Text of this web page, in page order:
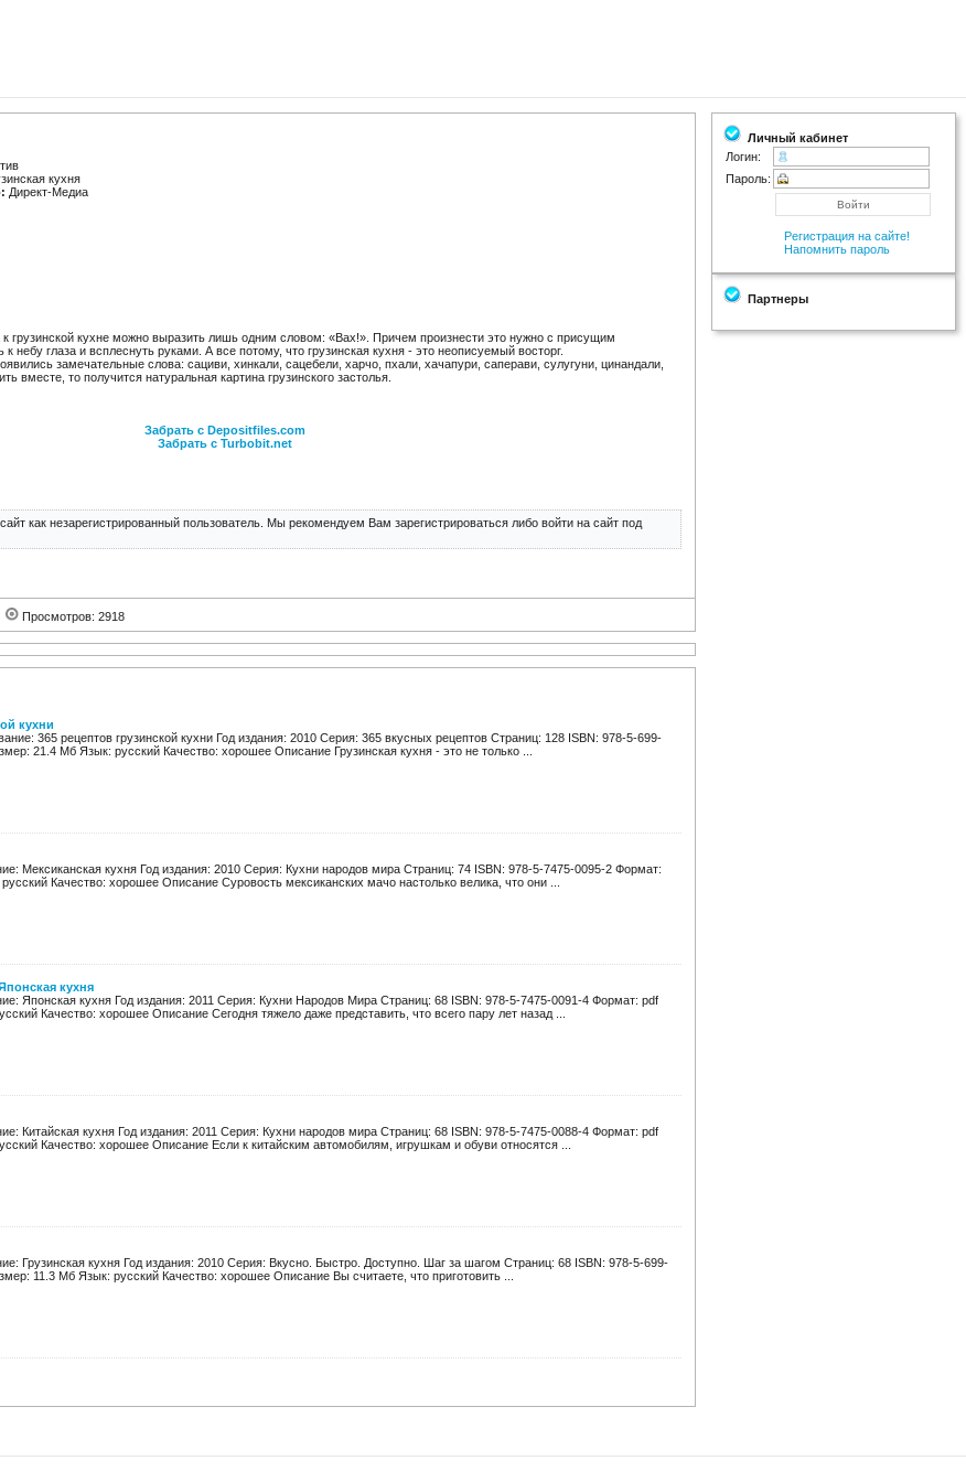
кухня
Директ-Медиа
грузинской кухне можно выразить лишь одним словом: «Вах!». Причем произнести это нужно с присущим
к небу глаза и всплеснуть руками. А все потому, что грузинская кухня - это неописуемый восторг.
замечательные слова: сациви, хинкали, сацебели, харчо, пхали, хачапури, саперави, сулугуни, цинандали,
вместе, то получится натуральная картина грузинского застолья.
Забрать с Depositfiles.com
Забрать с Turbobit.net
как незарегистрированный пользователь. Мы рекомендуем Вам зарегистрироваться либо войти на сайт под
Просмотров: 2918
кухни
365 рецептов грузинской кухни Год издания: 2010 Серия: 365 вкусных рецептов Страниц: 128 ISBN: 978-5-699-
21.4 Мб Язык: русский Качество: хорошее Описание Грузинская кухня - это не только ...
Мексиканская кухня Год издания: 2010 Серия: Кухни народов мира Страниц: 74 ISBN: 978-5-7475-0095-2 Формат:
Качество: хорошее Описание Суровость мексиканских мачо настолько велика, что они ...
кухня
Японская кухня Год издания: 2011 Серия: Кухни Народов Мира Страниц: 68 ISBN: 978-5-7475-0091-4 Формат: pdf
Качество: хорошее Описание Сегодня тяжело даже представить, что всего пару лет назад ...
Китайская кухня Год издания: 2011 Серия: Кухни народов мира Страниц: 68 ISBN: 978-5-7475-0088-4 Формат: pdf
Качество: хорошее Описание Если к китайским автомобилям, игрушкам и обуви относятся ...
Грузинская кухня Год издания: 2010 Серия: Вкусно. Быстро. Доступно. Шаг за шагом Страниц: 68 ISBN: 978-5-699-
11.3 Мб Язык: русский Качество: хорошее Описание Вы считаете, что приготовить ...
Личный кабинет
Логин:
Пароль:
Регистрация на сайте!
Напомнить пароль
Партнеры